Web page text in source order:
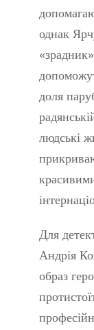
однак
доля
людські
Для
Андрія
образ